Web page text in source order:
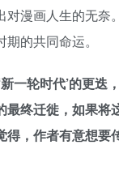
漫画人生的无奈
的共同命运。
一轮时代’的更迭
终迁徙，如果将
，作者有意想要